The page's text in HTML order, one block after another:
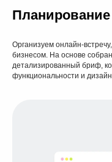
Планирование
Организуем онлайн-
бизнесом. На основе
детализированный бриф,
функциональности и